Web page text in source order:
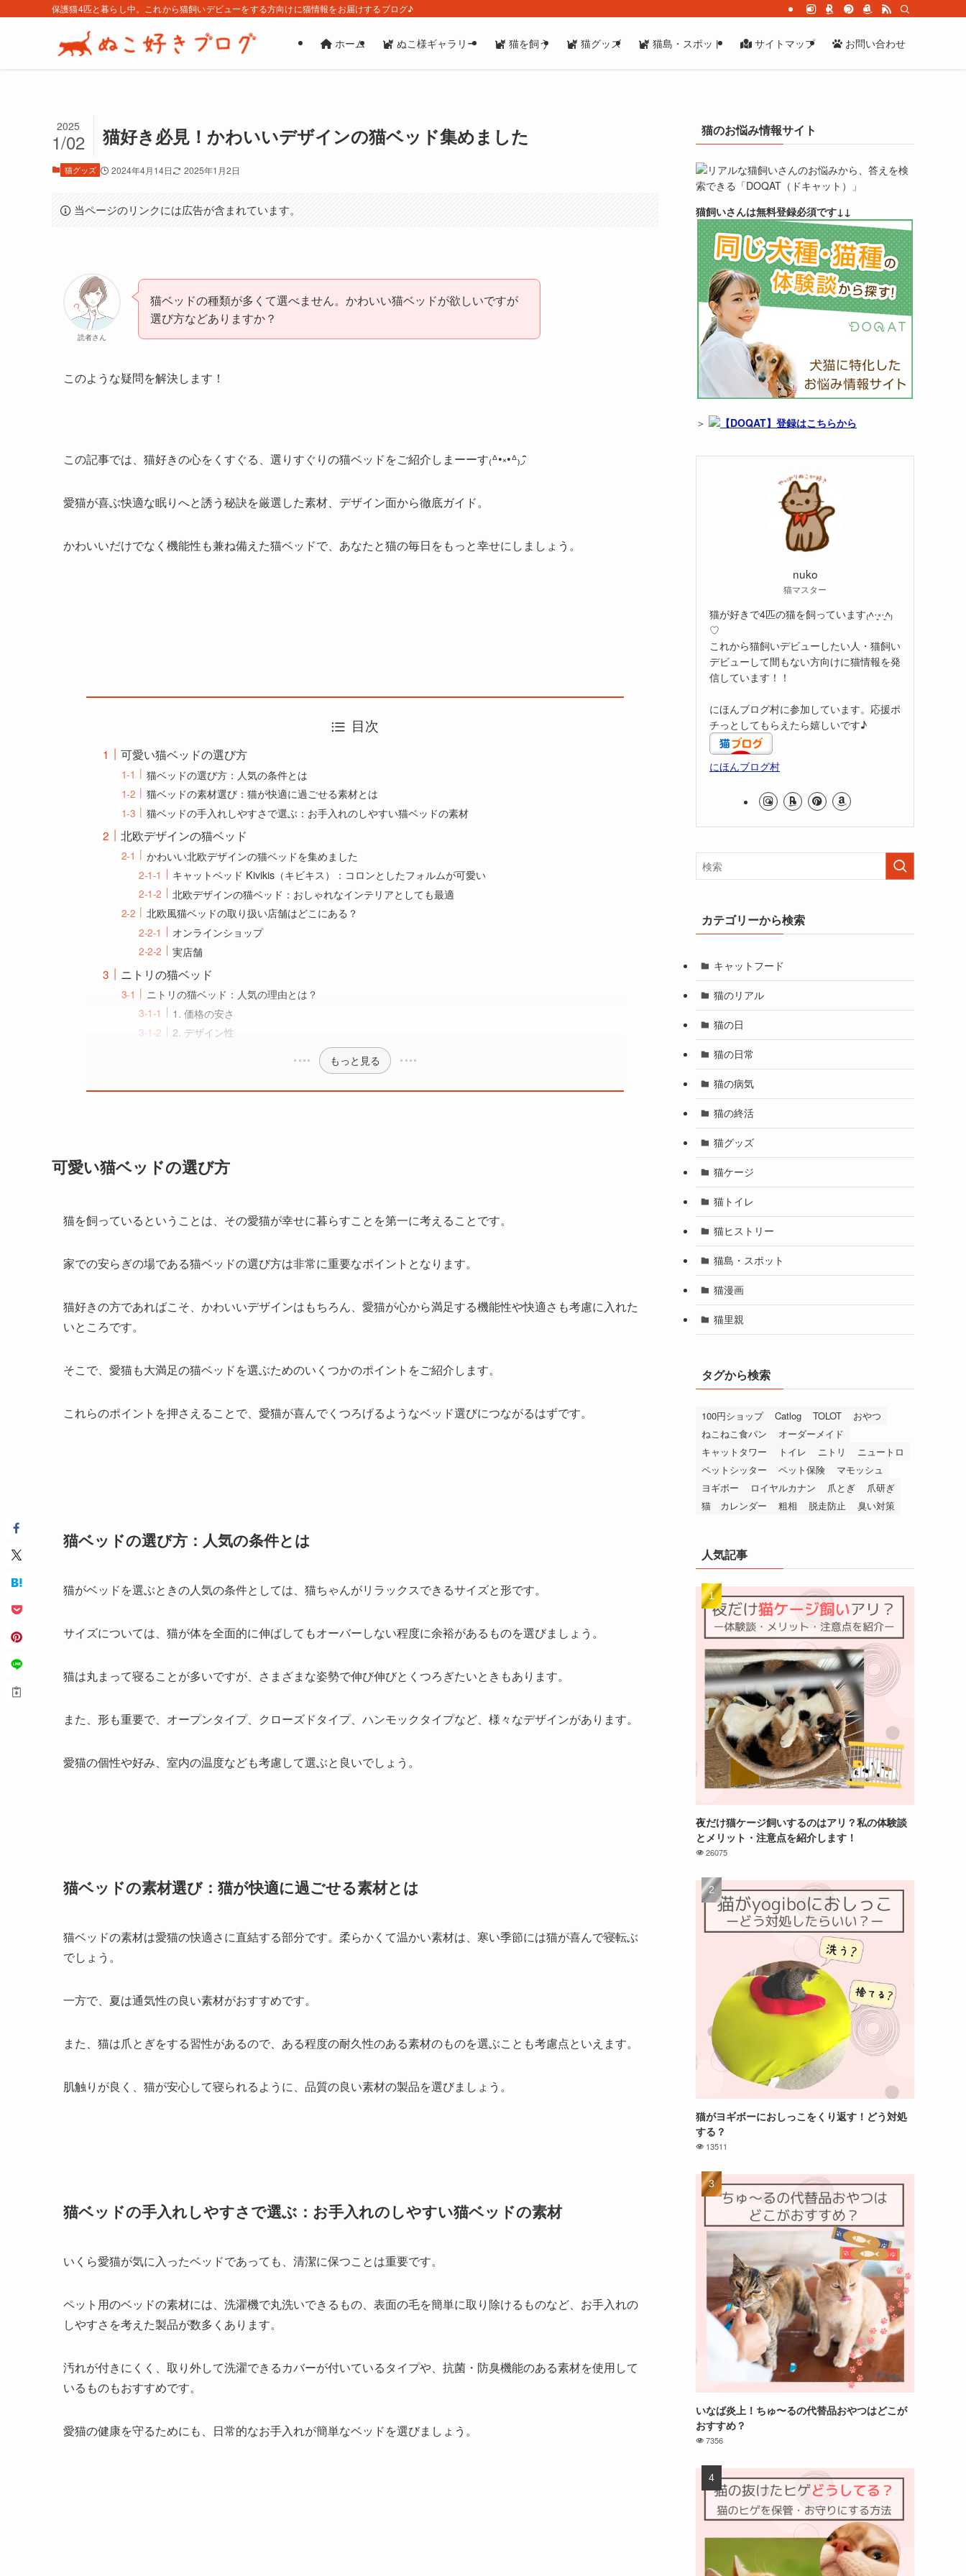
保護猫4匹と暮らし中。これから猫飼いデビューをする方向けに猫情報をお届けするブログ♪
ホーム ぬこ様ギャラリー 猫を飼う 猫グッズ 猫島・スポット サイトマップ お問い合わせ
猫好き必見！かわいいデザインの猫ベッド集めました
2025
1/02
猫グッズ 2024年4月14日 2025年1月2日
当ページのリンクには広告が含まれています。
読者さん
猫ベッドの種類が多くて選べません。かわいい猫ベッドが欲しいですが
選び方などありますか？
このような疑問を解決します！
この記事では、猫好きの心をくすぐる、選りすぐりの猫ベッドをご紹介しまーーす₍ᐞ•༝•ᐞ₎◞ ̑̑
愛猫が喜ぶ快適な眠りへと誘う秘訣を厳選した素材、デザイン面から徹底ガイド。
かわいいだけでなく機能性も兼ね備えた猫ベッドで、あなたと猫の毎日をもっと幸せにしましょう。
目次
可愛い猫ベッドの選び方
猫ベッドの選び方：人気の条件とは
猫ベッドの素材選び：猫が快適に過ごせる素材とは
猫ベッドの手入れしやすさで選ぶ：お手入れのしやすい猫ベッドの素材
北欧デザインの猫ベッド
かわいい北欧デザインの猫ベッドを集めました
キャットベッド Kivikis（キビキス）：コロンとしたフォルムが可愛い
北欧デザインの猫ベッド：おしゃれなインテリアとしても最適
北欧風猫ベッドの取り扱い店舗はどこにある？
オンラインショップ
実店舗
ニトリの猫ベッド
ニトリの猫ベッド：人気の理由とは？
1. 価格の安さ
2. デザイン性
もっと見る
可愛い猫ベッドの選び方
猫を飼っているということは、その愛猫が幸せに暮らすことを第一に考えることです。
家での安らぎの場である猫ベッドの選び方は非常に重要なポイントとなります。
猫好きの方であればこそ、かわいいデザインはもちろん、愛猫が心から満足する機能性や快適さも考慮に入れた
いところです。
そこで、愛猫も大満足の猫ベッドを選ぶためのいくつかのポイントをご紹介します。
これらのポイントを押さえることで、愛猫が喜んでくつろげるようなベッド選びにつながるはずです。
猫ベッドの選び方：人気の条件とは
猫がベッドを選ぶときの人気の条件としては、猫ちゃんがリラックスできるサイズと形です。
サイズについては、猫が体を全面的に伸ばしてもオーバーしない程度に余裕があるものを選びましょう。
猫は丸まって寝ることが多いですが、さまざまな姿勢で伸び伸びとくつろぎたいときもあります。
また、形も重要で、オープンタイプ、クローズドタイプ、ハンモックタイプなど、様々なデザインがあります。
愛猫の個性や好み、室内の温度なども考慮して選ぶと良いでしょう。
猫ベッドの素材選び：猫が快適に過ごせる素材とは
猫ベッドの素材は愛猫の快適さに直結する部分です。柔らかくて温かい素材は、寒い季節には猫が喜んで寝転ぶ
でしょう。
一方で、夏は通気性の良い素材がおすすめです。
また、猫は爪とぎをする習性があるので、ある程度の耐久性のある素材のものを選ぶことも考慮点といえます。
肌触りが良く、猫が安心して寝られるように、品質の良い素材の製品を選びましょう。
猫ベッドの手入れしやすさで選ぶ：お手入れのしやすい猫ベッドの素材
いくら愛猫が気に入ったベッドであっても、清潔に保つことは重要です。
ペット用のベッドの素材には、洗濯機で丸洗いできるもの、表面の毛を簡単に取り除けるものなど、お手入れの
しやすさを考えた製品が数多くあります。
汚れが付きにくく、取り外して洗濯できるカバーが付いているタイプや、抗菌・防臭機能のある素材を使用して
いるものもおすすめです。
愛猫の健康を守るためにも、日常的なお手入れが簡単なベッドを選びましょう。
猫のお悩み情報サイト
リアルな猫飼いさんのお悩みから、答えを検
索できる「DOQAT（ドキャット）」
猫飼いさんは無料登録必須です↓↓
＞ 【DOQAT】登録はこちらから
nuko
猫マスター
猫が好きで4匹の猫を飼っています₍˄·͈༝·͈˄₎
♡
これから猫飼いデビューしたい人・猫飼い
デビューして間もない方向けに猫情報を発
信しています！！
にほんブログ村に参加しています。応援ポ
チっとしてもらえたら嬉しいです♪
にほんブログ村
カテゴリーから検索
キャットフード
猫のリアル
猫の日
猫の日常
猫の病気
猫の終活
猫グッズ
猫ケージ
猫トイレ
猫ヒストリー
猫島・スポット
猫漫画
猫里親
タグから検索
100円ショップ Catlog TOLOT
おやつ
ねこねこ食パン
オーダーメイド
キャットタワー
トイレ ニトリ
ニュートロ
ペットシッター
ペット保険
マモッシュ
ヨギボー
ロイヤルカナン 爪とぎ
爪研ぎ
猫 カレンダー
粗相 脱走防止 臭い対策
人気記事
夜だけ猫ケージ飼いするのはアリ？私の体験談
とメリット・注意点を紹介します！
26075
猫がヨギボーにおしっこをくり返す！どう対処
する？
13511
いなば炎上！ちゅ〜るの代替品おやつはどこが
おすすめ？
7356